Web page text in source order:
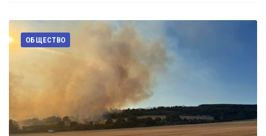
ОБЩЕСТВО